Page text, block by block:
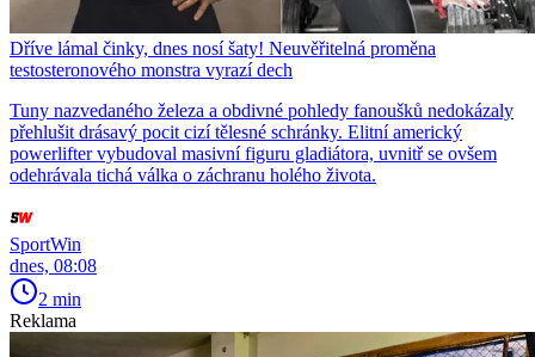
Dříve lámal činky, dnes nosí šaty! Neuvěřitelná proměna
testosteronového monstra vyrazí dech
Tuny nazvedaného železa a obdivné pohledy fanoušků nedokázaly
přehlušit drásavý pocit cizí tělesné schránky. Elitní americký
powerlifter vybudoval masivní figuru gladiátora, uvnitř se ovšem
odehrávala tichá válka o záchranu holého života.
SportWin
dnes, 08:08
2 min
Reklama